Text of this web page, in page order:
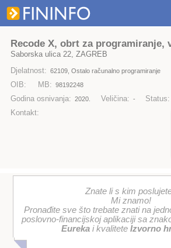
Recode X, obrt za programiranje,
Saborska ulica 22, ZAGREB
Djelatnost: 62109, Ostalo računalno programiranje
OIB: MB: 98192248
Godina osnivanja: 2020. Veličina: - Status:
Kontakt:
Znate li s kim
Mi znamo!
Pronađite sve što trebate znati na
poslovno-financijskoj aplikaciji sa
Eurekai kvalitete Izvorno